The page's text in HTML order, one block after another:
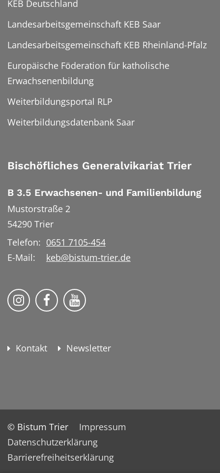
KEB Deutschland
Landesarbeitsgemeinschaft KEB Saar
Landesarbeitsgemeinschaft KEB Rheinland-Pfalz
Europäische Föderation für katholische
Erwachsenenbildung
Weiterbildungsportal RLP
Weiterbildungsdatenbank Saar
Bischöfliches Generalvikariat Trier
B 3.5 Erwachsenen- und Familienbildung
Mustorstraße 2
54290 Trier
Telefon: 0651 7105-454
E-Mail:
keb@bistum-trier.de
KEB Bildung Leben auf Instagram
KEB Bildung Leben auf Facebook
KEB Bildung Leben auf
Kontakt Newsletter
© Bistum Trier
Impressum
Datenschutzerklärung
Barrierefreiheitserklärung